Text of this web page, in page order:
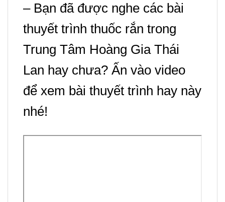
Cách
dùng
thuốc
rắn số
8 tiaw
ging
– Mỗi ngày 2 lần: mỗi
lần 2 viên, sau bữa ăn.
– Uống với nhiều nước
ấm.
– Riêng phụ nữ đang bị
hành kinh thì ngưng
– Bạn đã được nghe các bài
thuyết trình thuốc rắn trong
Trung Tâm Hoàng Gia Thái
Lan hay chưa? Ấn vào video
để xem bài thuyết trình hay này
nhé!